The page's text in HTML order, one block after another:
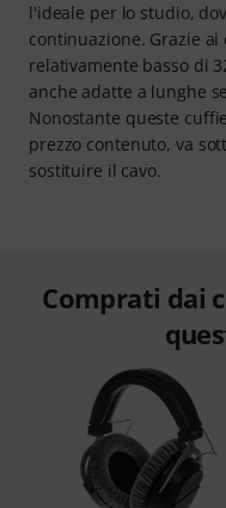
l'ideale per lo studio,
continuazione. Grazie
relativamente basso di
anche adatte a lunghe
Nonostante queste
prezzo contenuto, va
sostituire il cavo.
Comprati dai